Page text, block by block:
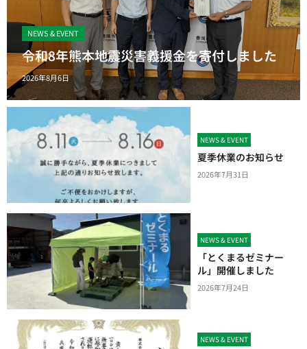
NEWS & EVENT
令和8年熊本地震災害義援金を寄付しました
2026年8月6日
NEWS & EVENT
夏季休業のお知らせ
2026年7月31日
NEWS & EVENT
「とくまるゼミナー
ル」開催しました
2026年7月24日
NEWS & EVENT